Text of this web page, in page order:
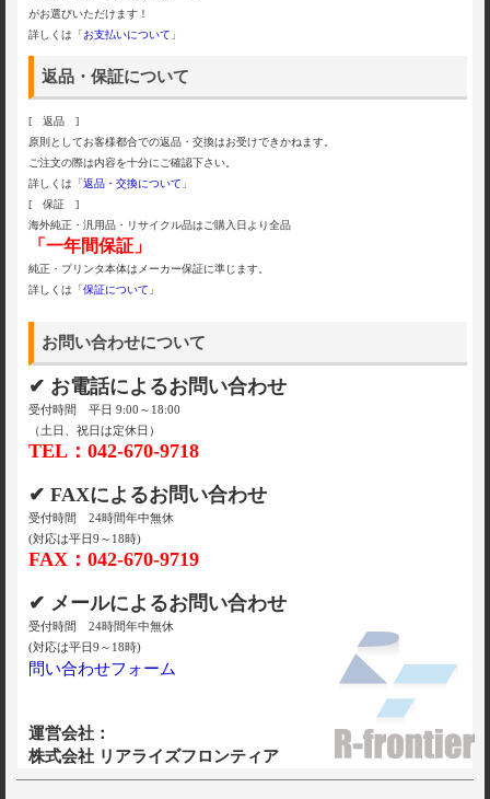
がお選びいただけます！
詳しくは「お支払いについて 」
返品・保証について
[ 返品 ]
原則としてお客様都合での返品・交換はお受けできかねます。
ご注文の際は内容を十分にご確認下さい。
詳しくは「返品・交換について 」
[ 保証 ]
海外純正・汎用品・リサイクル品はご購入日より全品
「一年間保証」
純正・プリンタ本体はメーカー保証に準じます。
詳しくは「保証について 」
お問い合わせについて
✔ お電話によるお問い合わせ
受付時間 平日 9:00～18:00
（土日、祝日は定休日）
TEL：042-670-9718
✔ FAXによるお問い合わせ
受付時間 24時間年中無休
(対応は平日9～18時)
FAX：042-670-9719
✔ メールによるお問い合わせ
受付時間 24時間年中無休
(対応は平日9～18時)
問い合わせフォーム
運営会社：
株式会社 リアライズフロンティア